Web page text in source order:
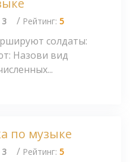
3 / Рейтинг: 5
солдаты:
Назови вид
по музыке
3 / Рейтинг: 5